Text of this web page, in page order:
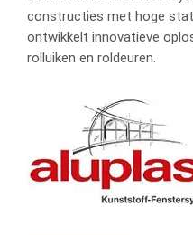
constructies met hoge
ontwikkelt innovatieve
rolluiken en roldeuren.